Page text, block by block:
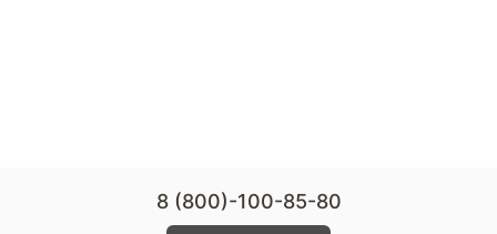
8 (800)-100-85-80